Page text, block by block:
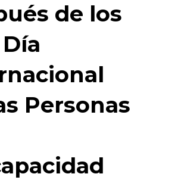
de los
Personas